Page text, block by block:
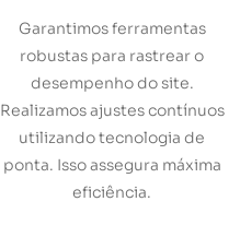
Garantimos ferramentas
robustas para rastrear o
desempenho do site.
Realizamos ajustes contínuos
utilizando tecnologia de
ponta. Isso assegura máxima
eficiência.